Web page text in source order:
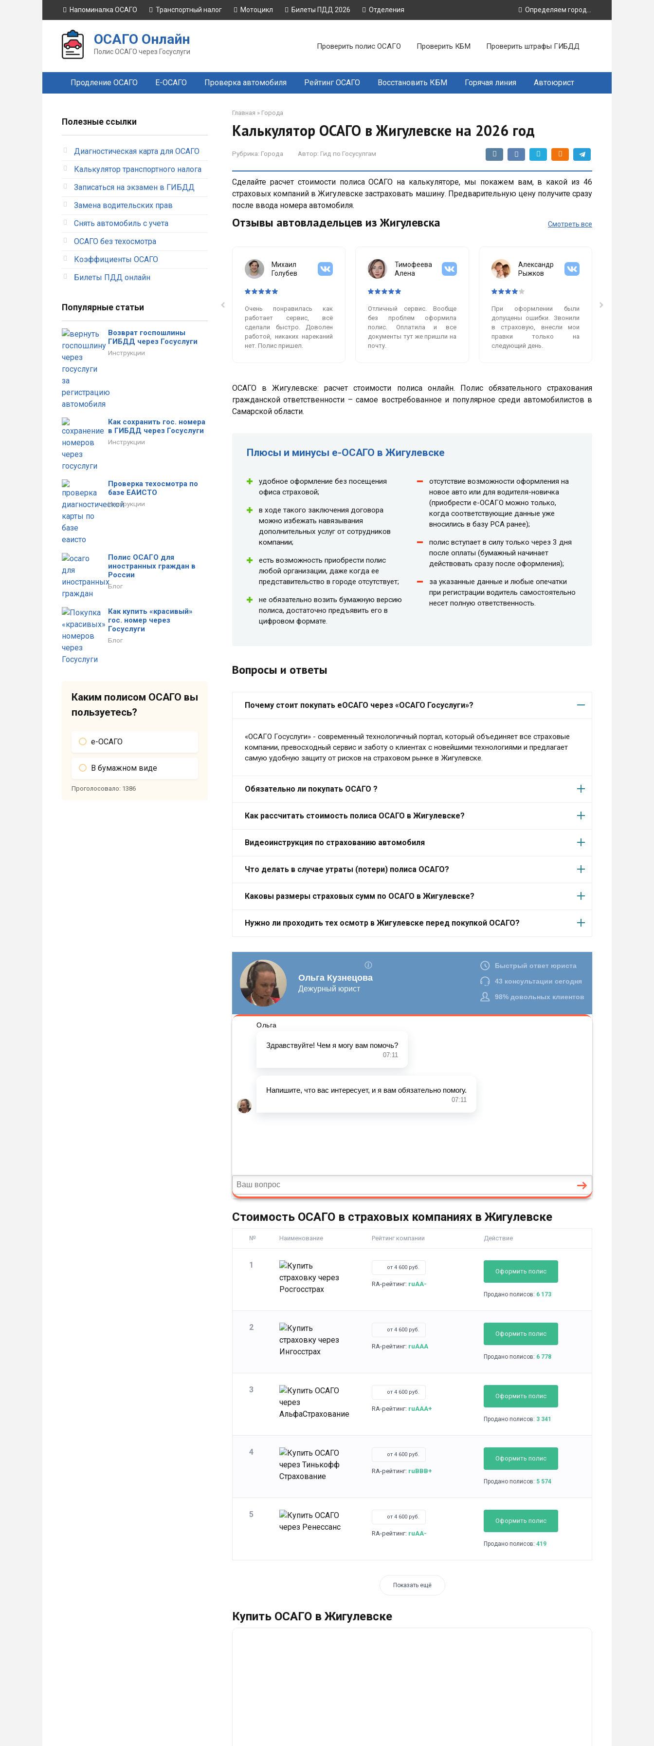
Напоминалка ОСАГО Транспортный налог Мотоцикл Билеты ПДД 2026 Отделения Определяем город...
ОСАГО Онлайн
Полис ОСАГО через Госуслуги
Проверить полис ОСАГО Проверить КБМ Проверить штрафы ГИБДД
Продление ОСАГО Е-ОСАГО Проверка автомобиля Рейтинг ОСАГО Восстановить КБМ Горячая линия Автоюрист
Главная » Города
Калькулятор ОСАГО в Жигулевске на 2026 год
Рубрика: Города Автор: Гид по Госусулгам
Сделайте расчет стоимости полиса ОСАГО на калькуляторе, мы покажем вам, в какой из 46
страховых компаний в Жигулевске застраховать машину. Предварительную цену получите сразу
после ввода номера автомобиля.
Отзывы автовладельцев из Жигулевска Смотреть все
сервис. Вообще
Оплатила и все
тут же пришли на
Александр
При оформлении были
правки только на
следующий день.
Михаил
Голубев
Очень понравилась как
работает сервис, всё
сделали быстро. Доволен
работой, никаких нареканий
нет. Полис пришел.
Тимофеева
Алена
Отличный сервис. Вообще
без проблем оформила
полис. Оплатила и все
документы тут же пришли на
почту.
Александр
Рыжков
При оформлении были
допущены ошибки. Звонили
в страховую, внесли мои
правки только на
следующий день.
ОСАГО в Жигулевске: расчет стоимости полиса онлайн. Полис обязательного страхования
гражданской ответственности – самое востребованное и популярное среди автомобилистов в
Самарской области.
Плюсы и минусы e-ОСАГО в Жигулевске
удобное оформление без посещения
офиса страховой;
в ходе такого заключения договора
можно избежать навязывания
дополнительных услуг от сотрудников
компании;
есть возможность приобрести полис
любой организации, даже когда ее
представительство в городе отсутствует;
не обязательно возить бумажную версию
полиса, достаточно предъявить его в
цифровом формате.
отсутствие возможности оформления на
новое авто или для водителя-новичка
(приобрести e-ОСАГО можно только,
когда соответствующие данные уже
вносились в базу РСА ранее);
полис вступает в силу только через 3 дня
после оплаты (бумажный начинает
действовать сразу после оформления);
за указанные данные и любые опечатки
при регистрации водитель самостоятельно
несет полную ответственность.
Вопросы и ответы
Почему стоит покупать еОСАГО через «ОСАГО Госуслуги»?
«ОСАГО Госуслуги» - современный технологичный портал, который объединяет все страховые
компании, превосходный сервис и заботу о клиентах с новейшими технологиями и предлагает
самую удобную защиту от рисков на страховом рынке в Жигулевске.
Обязательно ли покупать ОСАГО ?
Как рассчитать стоимость полиса ОСАГО в Жигулевске?
Видеоинструкция по страхованию автомобиля
Что делать в случае утраты (потери) полиса ОСАГО?
Каковы размеры страховых сумм по ОСАГО в Жигулевске?
Нужно ли проходить тех осмотр в Жигулевске перед покупкой ОСАГО?
Стоимость ОСАГО в страховых компаниях в Жигулевске
№ Наименование Рейтинг компании Действие
1 от 4 600 руб.
RA-рейтинг: ruAA-
Оформить полис
Продано полисов: 6 173
2 от 4 600 руб.
RA-рейтинг: ruAAA
Оформить полис
Продано полисов: 6 778
3 от 4 600 руб.
RA-рейтинг: ruAAA+
Оформить полис
Продано полисов: 3 341
4 от 4 600 руб.
RA-рейтинг: ruBBB+
Оформить полис
Продано полисов: 5 574
5 от 4 600 руб.
RA-рейтинг: ruAA-
Оформить полис
Продано полисов: 419
Показать ещё
Купить ОСАГО в Жигулевске
Полезные ссылки
Диагностическая карта для ОСАГО
Калькулятор транспортного налога
Записаться на экзамен в ГИБДД
Замена водительских прав
Снять автомобиль с учета
ОСАГО без техосмотра
Коэффициенты ОСАГО
Билеты ПДД онлайн
Популярные статьи
Возврат госпошлины
ГИБДД через Госуслуги
Инструкции
Как сохранить гос. номера
в ГИБДД через Госуслуги
Инструкции
Проверка техосмотра по
базе ЕАИСТО
Инструкции
Полис ОСАГО для
иностранных граждан в
России
Блог
Как купить «красивый»
гос. номер через
Госуслуги
Блог
Каким полисом ОСАГО вы
пользуетесь?
е-ОСАГО
В бумажном виде
Проголосовало: 1386